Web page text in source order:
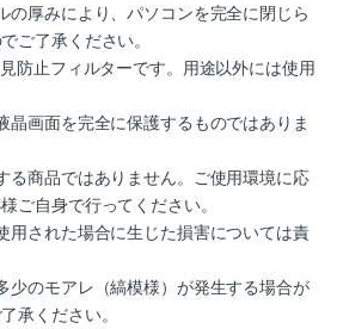
の厚みにより、パソコンを完全に閉じら
ご了承ください。
防止フィルターです。用途以外には使用
晶画面を完全に保護するものではありま
る商品ではありません。ご使用環境に応
ご自身で行ってください。
用された場合に生じた損害については責
少のモアレ（縞模様）が発生する場合が
承ください。